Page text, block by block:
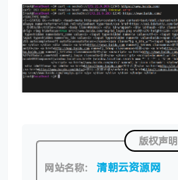
版权声明
网站名称： 清朝云资源网